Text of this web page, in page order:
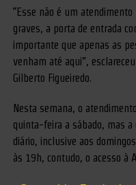
“Esse não é um atendimento
graves, a porta de entrada
importante que apenas as
venham até aqui”,
Gilberto Figueiredo.
Nesta semana, o
quinta-feira a sábado, mas
diário, inclusive aos
às 19h, contudo, o acesso à